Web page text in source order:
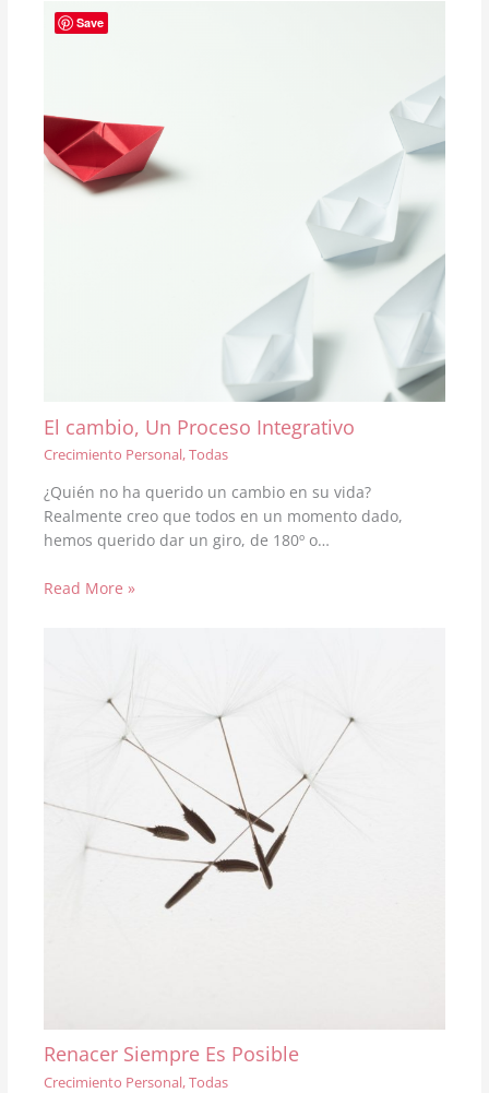
El cambio, Un Proceso Integrativo
Crecimiento Personal,Todas
¿Quién no ha querido un cambio en su vida?
Realmente creo que todos en un momento dado,
hemos querido dar un giro, de 180º o…
Read More »
Renacer Siempre Es Posible
Crecimiento Personal,Todas
Save